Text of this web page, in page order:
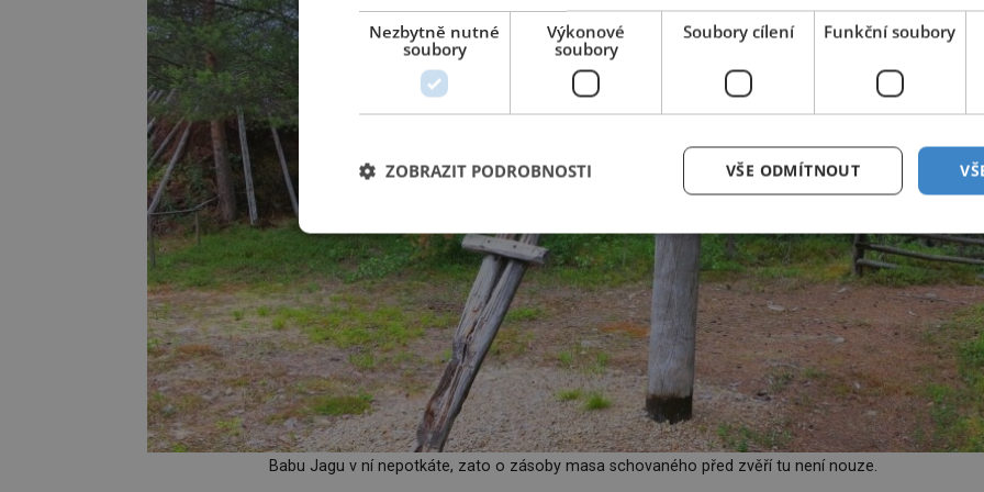
Babu Jagu v ní nepotkáte, zato o zásoby masa schovaného před zvěří tu není nouze.
Nezbytně nutné
soubory
Výkonové
soubory
Soubory cílení Funkční soubory
VŠE ODMÍTNOUT
ZOBRAZIT PODROBNOSTI